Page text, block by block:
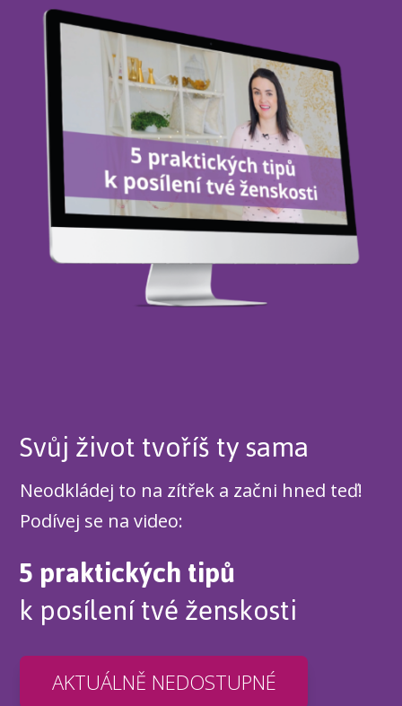
Svůj život tvoříš ty sama
Neodkládej to na zítřek a začni hned teď!
Podívej se na video:
5 praktických tipů
k posílení tvé ženskosti
AKTUÁLNĚ NEDOSTUPNÉ